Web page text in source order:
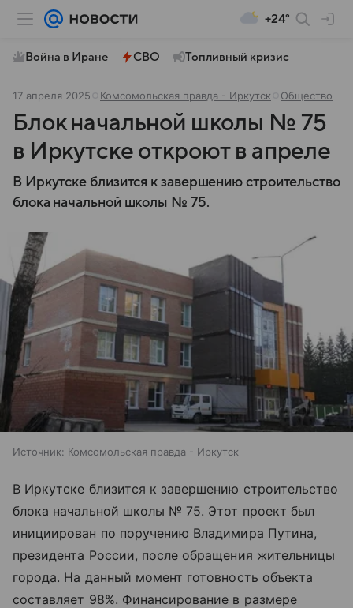
+24°
Война в Иране СВО Топливный кризис
17 апреля 2025 Комсомольская правда - Иркутск Общество
Блок начальной школы № 75
в Иркутске откроют в апреле
В Иркутске близится к завершению строительство
блока начальной школы № 75.
Источник: Комсомольская правда - Иркутск
В Иркутске близится к завершению строительство
блока начальной школы № 75. Этот проект был
инициирован по поручению Владимира Путина,
президента России, после обращения жительницы
города. На данный момент готовность объекта
составляет 98%. Финансирование в размере